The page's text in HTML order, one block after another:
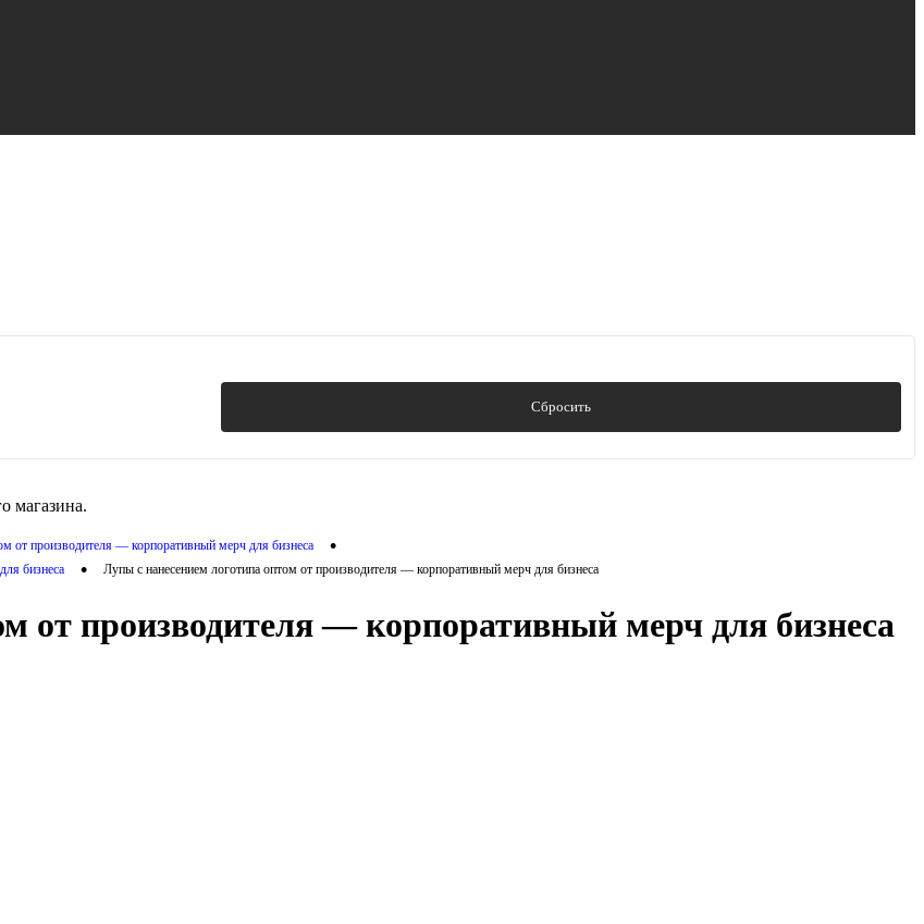
Сбросить
магазина.
от производителя — корпоративный мерч для бизнеса •
бизнеса • Лупы с нанесением логотипа оптом от производителя — корпоративный мерч для бизнеса
от производителя — корпоративный мерч для бизнеса